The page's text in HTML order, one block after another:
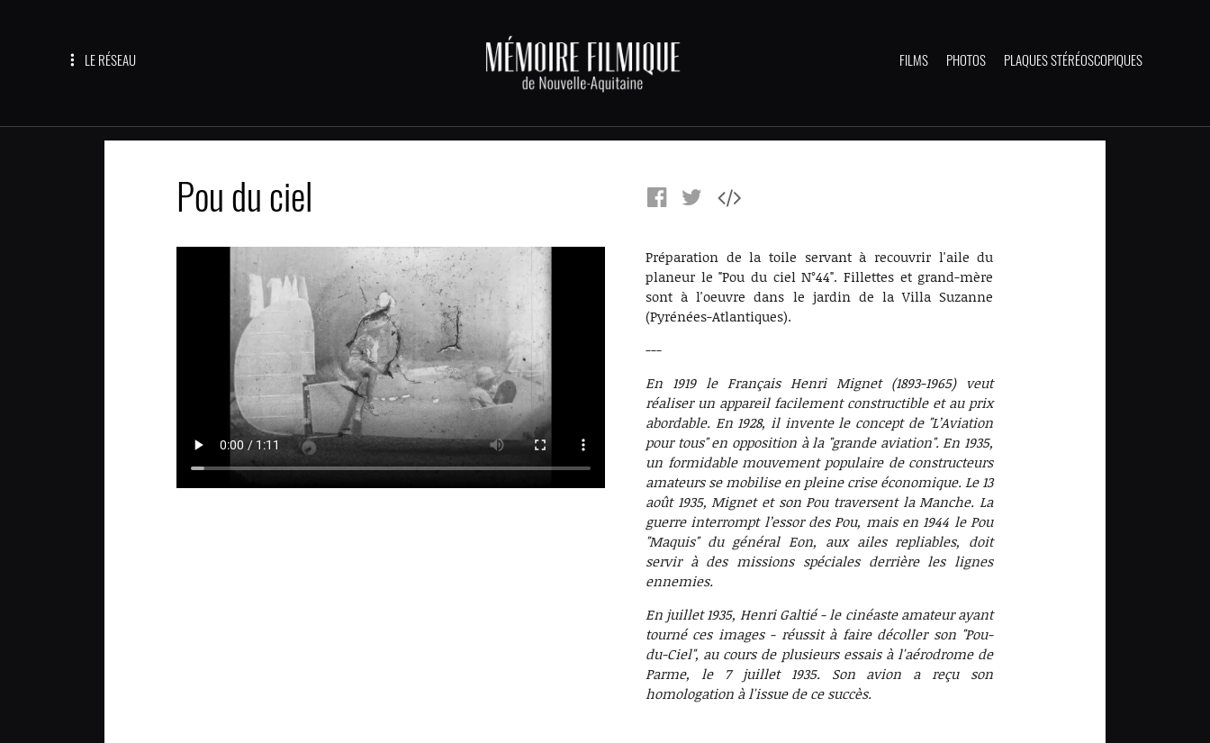
LE RÉSEAU FILMS PHOTOS PLAQUES STÉRÉOSCOPIQUES
Pou du ciel
Préparation de la toile servant à recouvrir l'aile du
planeur le "Pou du ciel N°44". Fillettes et grand-mère
sont à l'oeuvre dans le jardin de la Villa Suzanne
(Pyrénées-Atlantiques).
---
En 1919 le Français Henri Mignet (1893-1965) veut
réaliser un appareil facilement constructible et au prix
abordable. En 1928, il invente le concept de "L’Aviation
pour tous" en opposition à la "grande aviation". En 1935,
un formidable mouvement populaire de constructeurs
amateurs se mobilise en pleine crise économique. Le 13
août 1935, Mignet et son Pou traversent la Manche. La
guerre interrompt l’essor des Pou, mais en 1944 le Pou
"Maquis" du général Eon, aux ailes repliables, doit
servir à des missions spéciales derrière les lignes
ennemies.
En juillet 1935, Henri Galtié - le cinéaste amateur ayant
tourné ces images - réussit à faire décoller son "Pou-
du-Ciel", au cours de plusieurs essais à l'aérodrome de
Parme, le 7 juillet 1935. Son avion a reçu son
homologation à l'issue de ce succès.